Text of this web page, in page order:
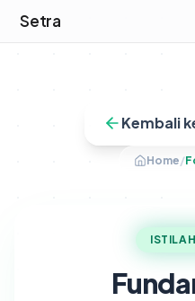
Setra
Kembali
Home/